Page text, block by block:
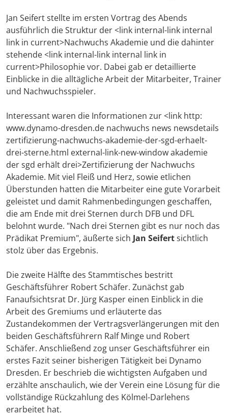
Jan Seifert stellte im ersten Vortrag des Abends
ausführlich die Struktur der <link internal-link internal
link in current>Nachwuchs Akademie und die dahinter
stehende <link internal-link internal link in
current>Philosophie vor. Dabei gab er detaillierte
Einblicke in die alltägliche Arbeit der Mitarbeiter, Trainer
und Nachwuchsspieler.
Interessant waren die Informationen zur <link http:
www.dynamo-dresden.de nachwuchs news newsdetails
zertifizierung-nachwuchs-akademie-der-sgd-erhaelt-
drei-sterne.html external-link-new-window akademie
der sgd erhält drei>Zertifizierung der Nachwuchs
Akademie. Mit viel Fleiß und Herz, sowie etlichen
Überstunden hatten die Mitarbeiter eine gute Vorarbeit
geleistet und damit Rahmenbedingungen geschaffen,
die am Ende mit drei Sternen durch DFB und DFL
belohnt wurde. "Nach drei Sternen gibt es nur noch das
Prädikat Premium", äußerte sich Jan Seifertsichtlich
stolz über das Ergebnis.
Die zweite Hälfte des Stammtisches bestritt
Geschäftsführer Robert Schäfer. Zunächst gab
Fanaufsichtsrat Dr. Jürg Kasper einen Einblick in die
Arbeit des Gremiums und erläuterte das
Zustandekommen der Vertragsverlängerungen mit den
beiden Geschäftsführern Ralf Minge und Robert
Schäfer. Anschließend zog unser Geschäftsführer ein
erstes Fazit seiner bisherigen Tätigkeit bei Dynamo
Dresden. Er beschrieb die wichtigsten Aufgaben und
erzählte anschaulich, wie der Verein eine Lösung für die
vollständige Rückzahlung des Kölmel-Darlehens
erarbeitet hat.